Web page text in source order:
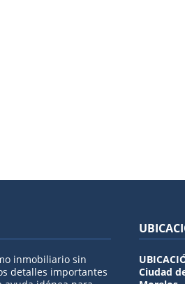
inmobiliario sin
detalles importantes
Ciudad